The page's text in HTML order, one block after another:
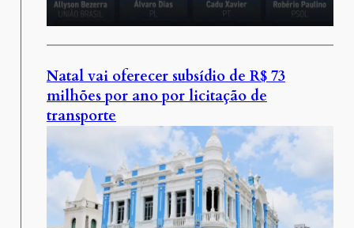
Natal vai oferecer subsídio de R$ 73
milhões por ano por licitação de
transporte